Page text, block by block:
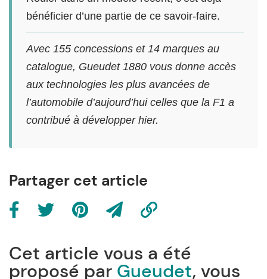
bénéficier d’une partie de ce savoir-faire.
Avec 155 concessions et 14 marques au
catalogue, Gueudet 1880 vous donne accès
aux technologies les plus avancées de
l’automobile d’aujourd’hui celles que la F1 a
contribué à développer hier.
Partager cet article
Cet article vous a été
proposé par Gueudet, vous